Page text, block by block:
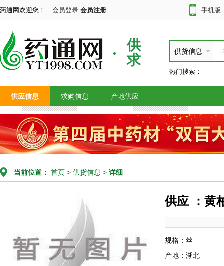
药通网欢迎您！ 会员登录 会员注册 手机版
供
求
供货信息
热门搜索：
供应信息 求购信息 产地供应
当前位置： 首页 > 供货信息 > 详细
供应 ：黄
规格：丝
产地：湖北